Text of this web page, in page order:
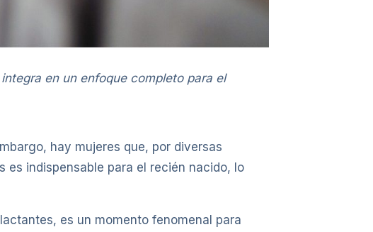
en un enfoque completo para el
hay mujeres que, por diversas
es indispensable para el recién nacido, lo
es un momento fenomenal para